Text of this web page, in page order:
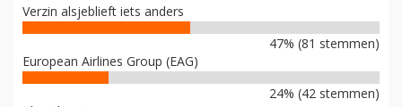
Verzin alsjeblieft iets anders
47% (81 stemmen)
European Airlines Group (EAG)
24% (42 stemmen)